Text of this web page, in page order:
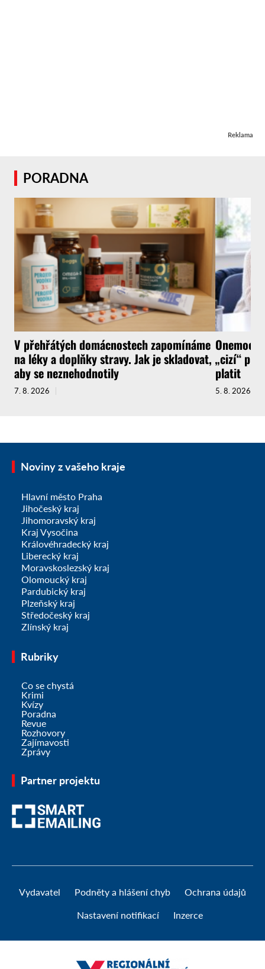
Reklama
PORADNA
V přehřátých domácnostech zapomínáme
na léky a doplňky stravy. Jak je skladovat,
aby se neznehodnotily
7. 8. 2026
„cizí“
platit
5. 8. 2026
Noviny z vašeho kraje
Hlavní město Praha
Jihočeský kraj
Jihomoravský kraj
Kraj Vysočina
Královéhradecký kraj
Liberecký kraj
Moravskoslezský kraj
Olomoucký kraj
Pardubický kraj
Plzeňský kraj
Středočeský kraj
Zlínský kraj
Rubriky
Co se chystá
Krimi
Kvízy
Poradna
Revue
Rozhovory
Zajímavosti
Zprávy
Partner projektu
Vydavatel Podněty a hlášení chyb Ochrana údajů
Nastavení notifikací Inzerce